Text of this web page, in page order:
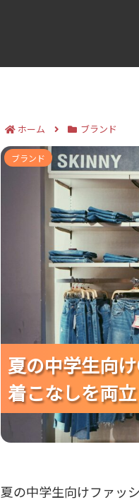
ホーム ブランド
夏の中学生
夏の中学生向
着こなしを両立
夏の中学生向
着こなしを両立
夏の中学生向
着こなしを両立
ブランド
夏の中学生向けファッ